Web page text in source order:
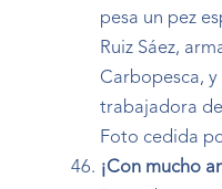
pesa un pez
Ruiz Sáez,
Carbopesca,
trabajadora
Foto cedida
¡Con mucho